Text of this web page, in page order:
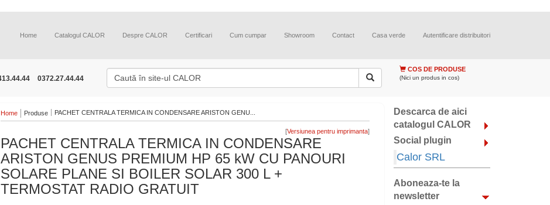
Home Catalogul CALOR Despre CALOR Certificari Cum cumpar Showroom Contact Casa verde Autentificare distribuitori
0372.27.44.44
COS DE PRODUSE
(Nici un produs in cos)
Home Produse PACHET CENTRALA TERMICA IN CONDENSARE ARISTON GENU...
[ ]
PACHET CENTRALA TERMICA IN CONDENSARE
ARISTON GENUS PREMIUM HP 65 kW CU PANOURI
SOLARE PLANE SI BOILER SOLAR 300 L +
TERMOSTAT RADIO GRATUIT
Descarca de aici
catalogul CALOR
Social plugin
Calor SRL
Aboneaza-te la
newsletter